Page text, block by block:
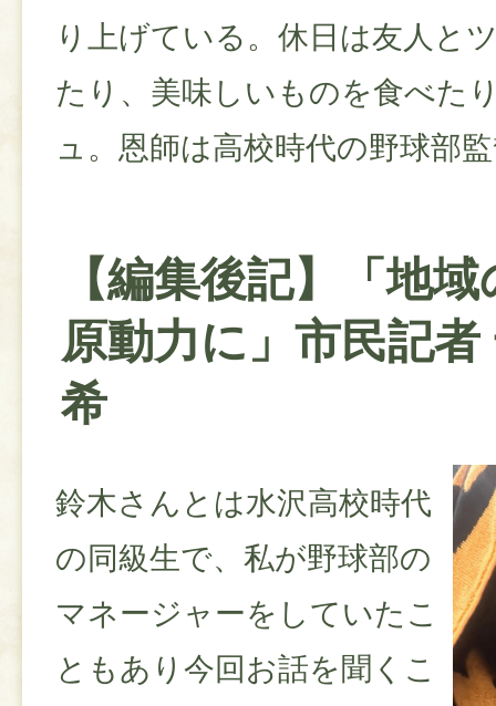
り上げている。休日は友人と
たり、美味しいものを食べた
ュ。恩師は高校時代の野球部
【編集後記】「地
原動力に」市民記者
希
鈴木さんとは水沢高校時代
の同級生で、私が野球部の
マネージャーをしていたこ
ともあり今回お話を聞くこ